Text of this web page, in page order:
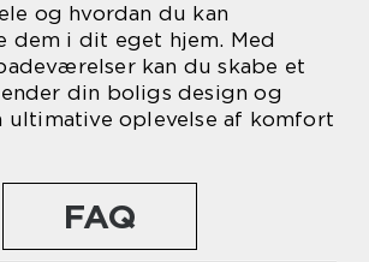
og hvordan du kan
dem i dit eget hjem. Med
kan du skabe et
din boligs design og
ultimative oplevelse af komfort
FAQ